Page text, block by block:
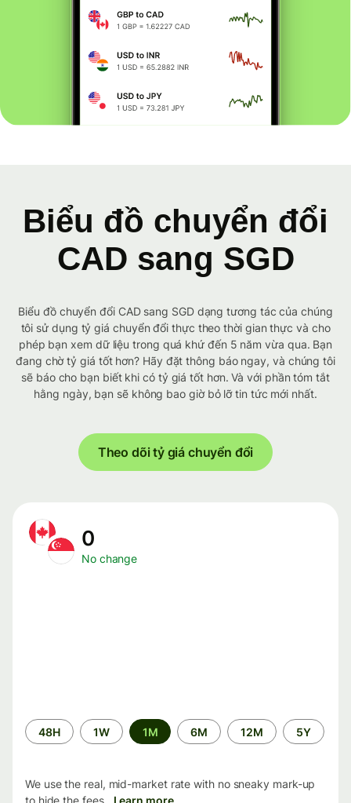
Biểu đồ chuyển đổi
CAD sang SGD
Biểu đồ chuyển đổi CAD sang SGD dạng tương tác của chúng
tôi sử dụng tỷ giá chuyển đổi thực theo thời gian thực và cho
phép bạn xem dữ liệu trong quá khứ đến 5 năm vừa qua. Bạn
đang chờ tỷ giá tốt hơn? Hãy đặt thông báo ngay, và chúng tôi
sẽ báo cho bạn biết khi có tỷ giá tốt hơn. Và với phần tóm tắt
hằng ngày, bạn sẽ không bao giờ bỏ lỡ tin tức mới nhất.
Theo dõi tỷ giá chuyển đổi
0
No change
Time
period
48H 1W 1M 6M 12M 5Y
We use the real, mid-market rate with no sneaky mark-up